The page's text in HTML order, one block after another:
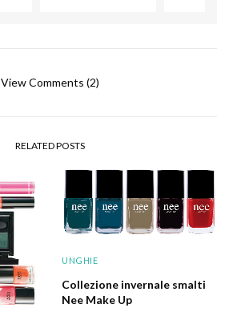
View Comments (2)
RELATED POSTS
UNGHIE
Collezione invernale smalti
Nee Make Up